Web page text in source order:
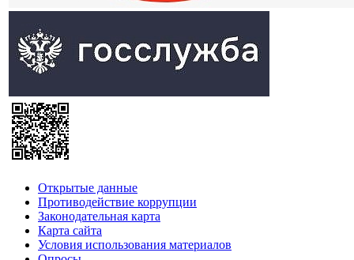
Открытые данные
Противодействие коррупции
Законодательная карта
Карта сайта
Условия использования материалов